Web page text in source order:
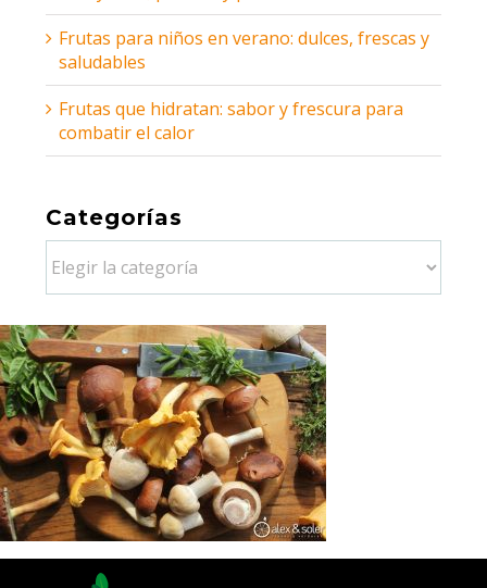
Frutas para niños en verano: dulces, frescas y
saludables
Frutas que hidratan: sabor y frescura para
combatir el calor
Categorías